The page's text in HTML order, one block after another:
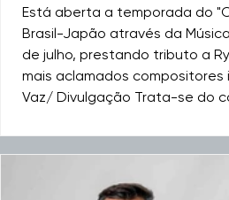
Está aberta a temporada do
Brasil-Japão através da
de julho, prestando tributo a
mais aclamados
Vaz/ Divulgação Trata-se do
violoncelo criado pelo
formações no mundo a